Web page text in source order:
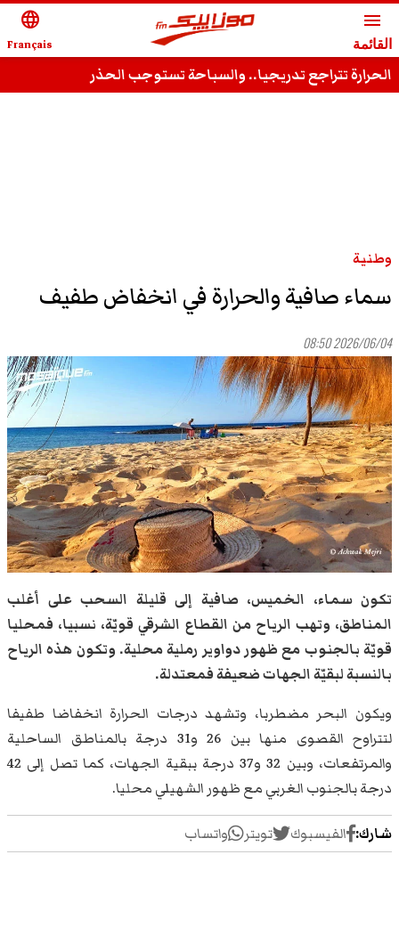
menu
القائمة
language
Français
الحرارة تتراجع تدريجيا.. والسباحة تستوجب الحذر
وطنية
سماء صافية والحرارة في انخفاض طفيف
2026/06/04 08:50
تكون سماء، الخميس، صافية إلى قليلة السحب على أغلب
المناطق، وتهب الرياح من القطاع الشرقي قويّة، نسبيا، فمحليا
قويّة بالجنوب مع ظهور دواوير رملية محلية. وتكون هذه الرياح
بالنسبة لبقيّة الجهات ضعيفة فمعتدلة.
ويكون البحر مضطربا، وتشهد درجات الحرارة انخفاضا طفيفا
لتتراوح القصوى منها بين 26 و31 درجة بالمناطق الساحلية
والمرتفعات، وبين 32 و37 درجة ببقية الجهات، كما تصل إلى 42
درجة بالجنوب الغربي مع ظهور الشهيلي محليا.
شارك: الفيسبوك تويتر واتساب